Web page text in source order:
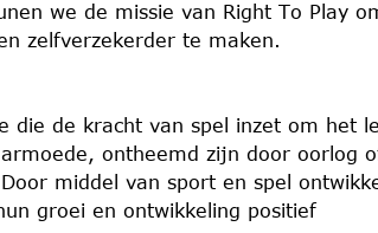
we de missie van Right To Play
zelfverzekerder te maken.
die de kracht van spel inzet om het
ontheemd zijn door oorlog
middel van sport en spel
groei en ontwikkeling positief